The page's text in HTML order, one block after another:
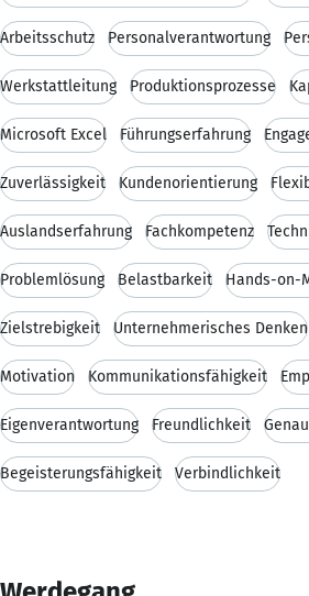
Arbeitsschutz Personalverantwortung
Werkstattleitung Produktionsprozesse
Microsoft Excel Führungserfahrung
Zuverlässigkeit Kundenorientierung
Auslandserfahrung Fachkompetenz
Problemlösung Belastbarkeit Hands-on-
Zielstrebigkeit Unternehmerisches Denken
Motivation Kommunikationsfähigkeit
Eigenverantwortung Freundlichkeit
Begeisterungsfähigkeit Verbindlichkeit